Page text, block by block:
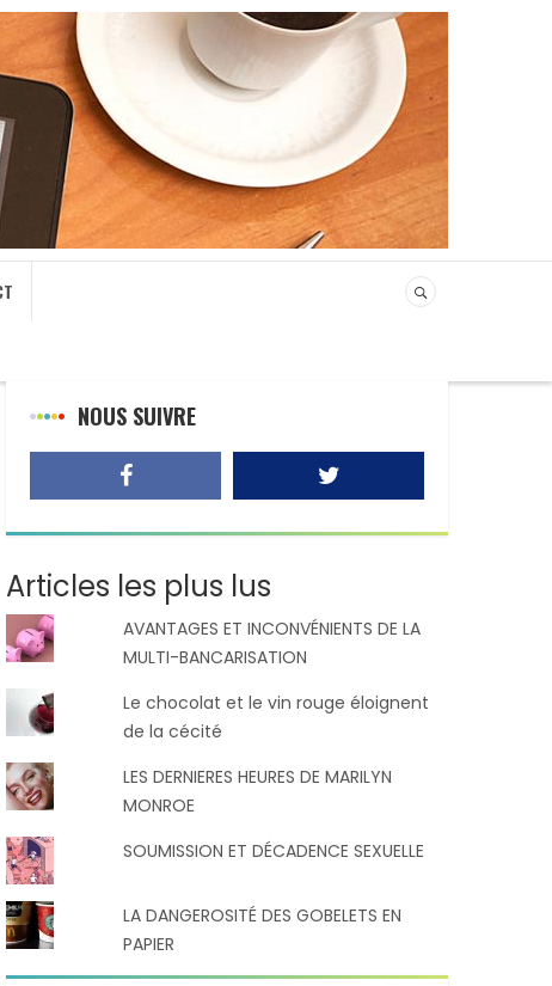
NOUS SUIVRE
Articles les plus lus
AVANTAGES ET INCONVÉNIENTS DE LA
MULTI-BANCARISATION
Le chocolat et le vin rouge éloignent
de la cécité
LES DERNIERES HEURES DE MARILYN
MONROE
SOUMISSION ET DÉCADENCE SEXUELLE
LA DANGEROSITÉ DES GOBELETS EN
PAPIER